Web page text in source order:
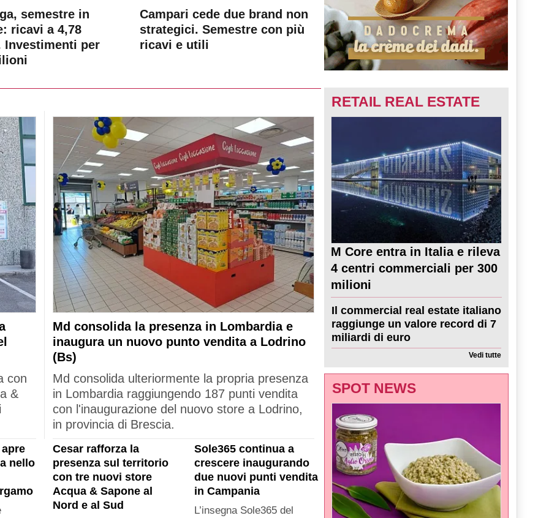
semestre in
ricavi a 4,78
Investimenti per
Campari cede due brand non
strategici. Semestre con più
ricavi e utili
con
&
Md consolida la presenza in Lombardia e
inaugura un nuovo punto vendita a Lodrino
(Bs)
Md consolida ulteriormente la propria presenza
in Lombardia raggiungendo 187 punti vendita
con l'inaugurazione del nuovo store a Lodrino,
in provincia di Brescia.
nello
Cesar rafforza la
presenza sul territorio
con tre nuovi store
Acqua & Sapone al
Nord e al Sud
Sole365 continua a
crescere inaugurando
due nuovi punti vendita
in Campania
L’insegna Sole365 del
RETAIL REAL ESTATE
M Core entra in Italia e rileva
4 centri commerciali per 300
milioni
Il commercial real estate italiano
raggiunge un valore record di 7
miliardi di euro
Vedi tutte
SPOT NEWS